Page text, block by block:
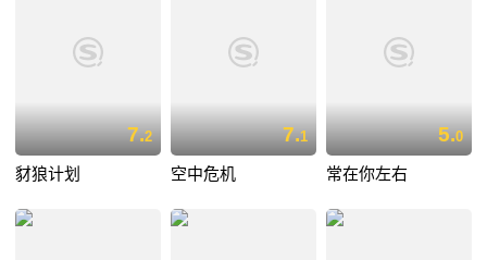
7.2
豺狼计划
7.1
空中危机
5.0
常在你左右